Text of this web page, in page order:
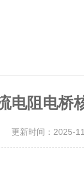
电阻电桥
更新时间：2025-